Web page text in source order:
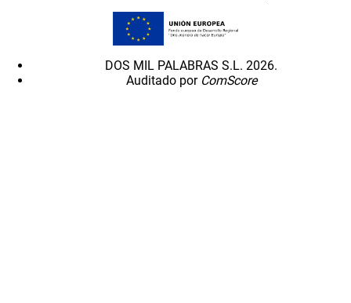
DOS MIL PALABRAS S.L. 2026.
Auditado por ComScore